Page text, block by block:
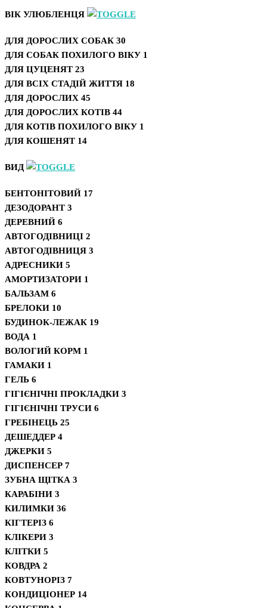
ВІК УЛЮБЛЕНЦЯ
ДЛЯ ДОРОСЛИХ СОБАК 30
ДЛЯ СОБАК ПОХИЛОГО ВІКУ 1
ДЛЯ ЦУЦЕНЯТ 23
ДЛЯ ВСІХ СТАДІЙ ЖИТТЯ 18
ДЛЯ ДОРОСЛИХ 45
ДЛЯ ДОРОСЛИХ КОТІВ 44
ДЛЯ КОТІВ ПОХИЛОГО ВІКУ 1
ДЛЯ КОШЕНЯТ 14
ВИД
БЕНТОНІТОВИЙ 17
ДЕЗОДОРАНТ 3
ДЕРЕВНИЙ 6
АВТОГОДІВНИЦІ 2
АВТОГОДІВНИЦЯ 3
АДРЕСНИКИ 5
АМОРТИЗАТОРИ 1
БАЛЬЗАМ 6
БРЕЛОКИ 10
БУДИНОК-ЛЕЖАК 19
ВОДА 1
ВОЛОГИЙ КОРМ 1
ГАМАКИ 1
ГЕЛЬ 6
ГІГІЄНІЧНІ ПРОКЛАДКИ 3
ГІГІЄНІЧНІ ТРУСИ 6
ГРЕБІНЕЦЬ 25
ДЕШЕДДЕР 4
ДЖЕРКИ 5
ДИСПЕНСЕР 7
ЗУБНА ЩІТКА 3
КАРАБІНИ 3
КИЛИМКИ 36
КІГТЕРІЗ 6
КЛІКЕРИ 3
КЛІТКИ 5
КОВДРА 2
КОВТУНОРІЗ 7
КОНДИЦІОНЕР 14